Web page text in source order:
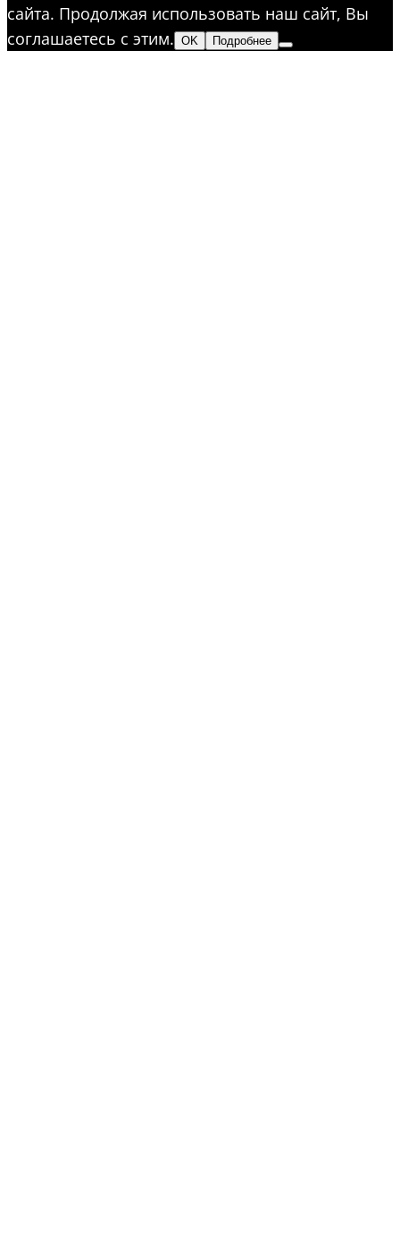
сайта. Продолжая использовать наш сайт, Вы
соглашаетесь с этим. OK Подробнее